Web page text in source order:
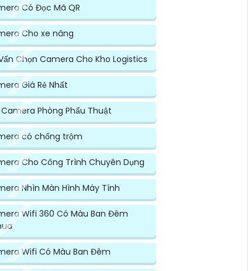
Có Đọc Mã QR
Cho xe nâng
Chọn Camera Cho Kho Logistics
Giá Rẻ Nhất
Camera Phòng Phẩu Thuật
có chống trộm
Cho Công Trình Chuyên Dụng
Nhìn Màn Hình Máy Tính
Wifi 360 Có Màu Ban Đêm
Wifi Có Màu Ban Đêm